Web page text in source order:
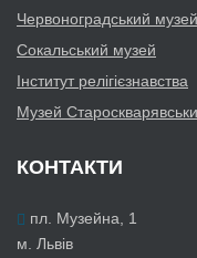
Червоноградський музей
Сокальський музей
Інститут релігієзнавства
Музей
КОНТАКТИ
пл. Музейна, 1
м. Львів